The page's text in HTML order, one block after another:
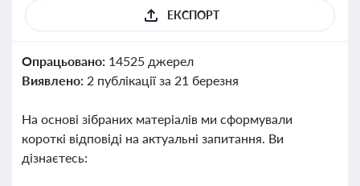
ЕКСПОРТ
Опрацьовано: 14525 джерел
Виявлено: 2 публікації за 21 березня
На основі зібраних матеріалів ми сформували
короткі відповіді на актуальні запитання. Ви
дізнаєтесь: